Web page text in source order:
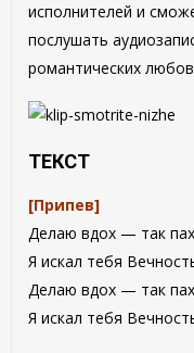
исполнителей и
послушать
романтических
ТЕКСТ
[Припев]
Делаю вдох — так
Я искал тебя
Делаю вдох — так
Я искал тебя